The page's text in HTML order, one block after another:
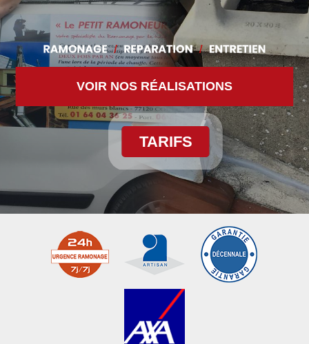
VOIR NOS RÉALISATIONS
TARIFS